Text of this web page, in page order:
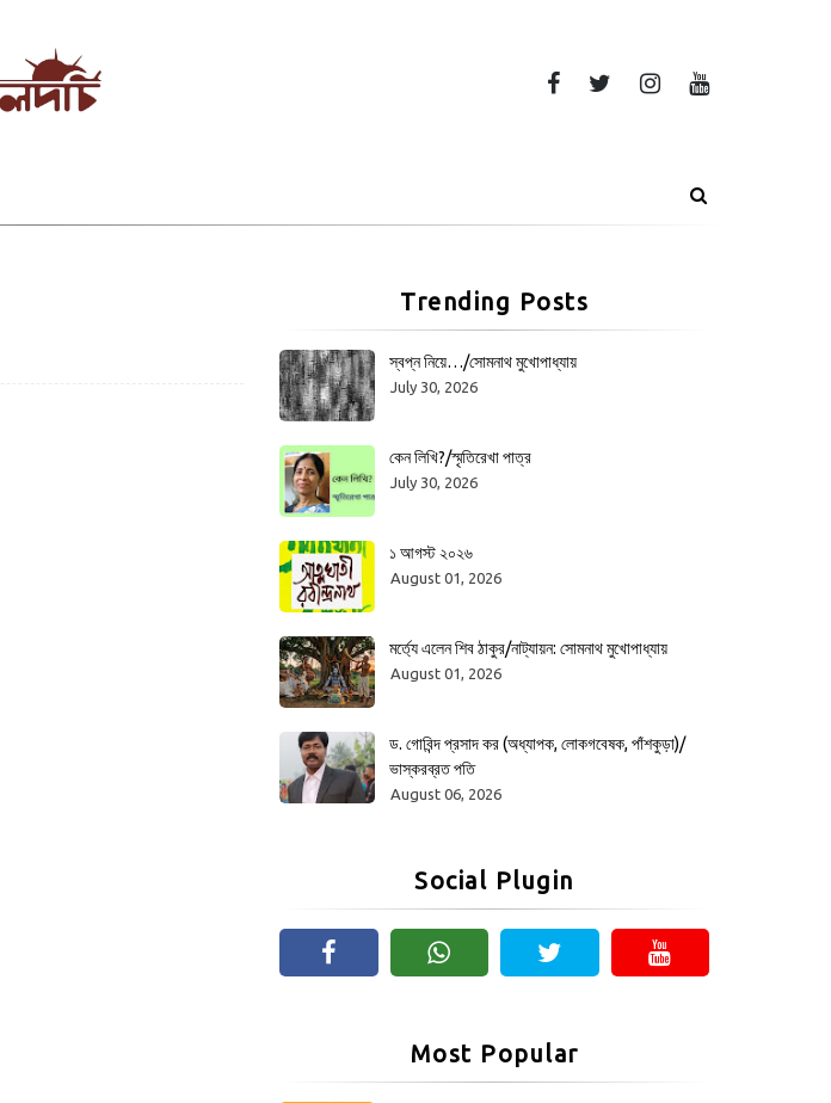
Trending Posts
স্বপ্ন নিয়ে…/সোমনাথ মুখোপাধ্যায়
July 30, 2026
কেন লিখি?/স্মৃতিরেখা পাত্র
July 30, 2026
১ আগস্ট ২০২৬
August 01, 2026
মর্ত্যে এলেন শিব ঠাকুর/নাট্যায়ন: সোমনাথ মুখোপাধ্যায়
August 01, 2026
ড. গোবিন্দ প্রসাদ কর (অধ্যাপক, লোকগবেষক, পাঁশকুড়া)/
ভাস্করব্রত পতি
August 06, 2026
Social Plugin
Most Popular